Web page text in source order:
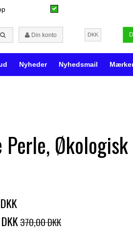
Din konto DKK
Nyheder Nyhedsmail
Perle,
370,00 DKK